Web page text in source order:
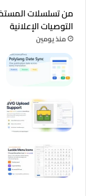
من تسلسلات
التوصيات الإعلانية
منذ يومين